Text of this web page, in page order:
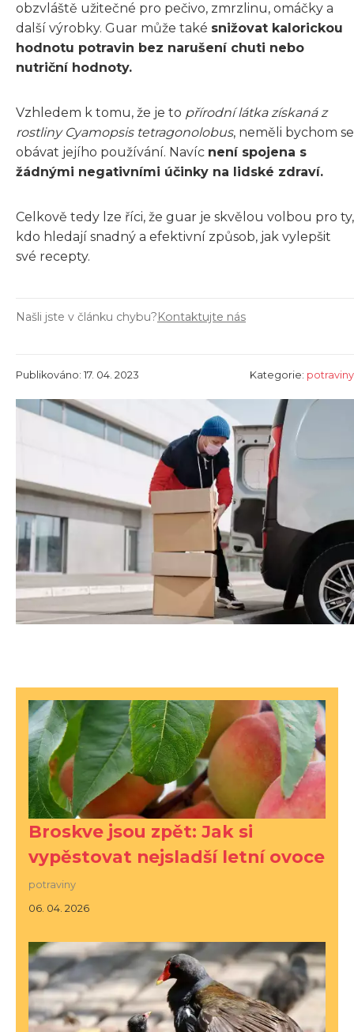
obzvláště užitečné pro pečivo, zmrzlinu, omáčky a
další výrobky. Guar může také snižovat kalorickou
hodnotu potravin bez narušení chuti nebo
nutriční hodnoty.
Vzhledem k tomu, že je to přírodní látka získaná z
rostliny Cyamopsis tetragonolobus, neměli bychom se
obávat jejího používání. Navíc není spojena s
žádnými negativními účinky na lidské zdraví.
Celkově tedy lze říci, že guar je skvělou volbou pro ty,
kdo hledají snadný a efektivní způsob, jak vylepšit
své recepty.
Našli jste v článku chybu?Kontaktujte nás
Publikováno: 17. 04. 2023 Kategorie: potraviny
Broskve jsou zpět: Jak si
vypěstovat nejsladší letní ovoce
potraviny
06. 04. 2026